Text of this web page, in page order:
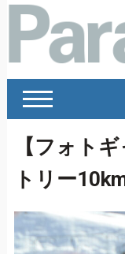
【フォト
トリー